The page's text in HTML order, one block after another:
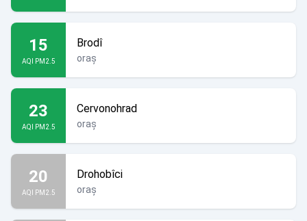
15
AQI PM2.5
Brodî
oraș
23
AQI PM2.5
Cervonohrad
oraș
20
AQI PM2.5
Drohobîci
oraș